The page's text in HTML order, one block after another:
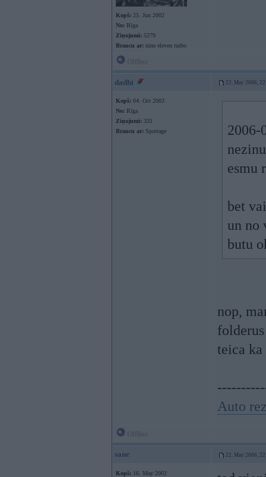
Kopš: 25. Jun 2002
No: Rīga
Ziņojumi: 5279
Braucu ar: nine eleven turbo
dadhi 22. May 2006,
Kopš: 04. Oct 2003
No: Rīga
Ziņojumi: 331
Braucu ar: Sportage
2006-
esmu
bet
un no
butu
nop,
teica
Auto
sane 22. May 2006,
Kopš: 16. May 2002